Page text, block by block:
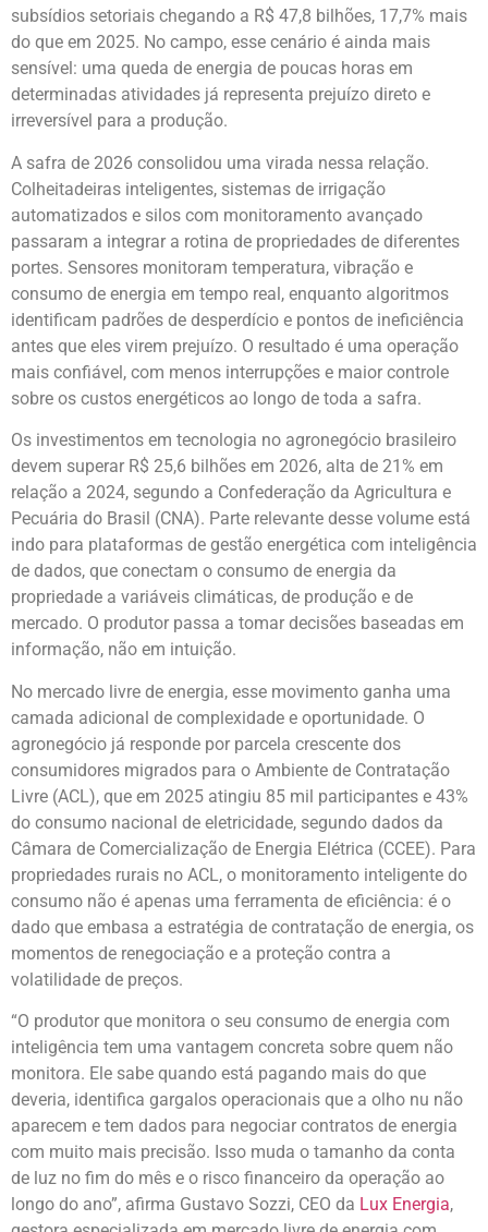
subsídios setoriais chegando a R$ 47,8 bilhões, 17,7% mais
do que em 2025. No campo, esse cenário é ainda mais
sensível: uma queda de energia de poucas horas em
determinadas atividades já representa prejuízo direto e
irreversível para a produção.
A safra de 2026 consolidou uma virada nessa relação.
Colheitadeiras inteligentes, sistemas de irrigação
automatizados e silos com monitoramento avançado
passaram a integrar a rotina de propriedades de diferentes
portes. Sensores monitoram temperatura, vibração e
consumo de energia em tempo real, enquanto algoritmos
identificam padrões de desperdício e pontos de ineficiência
antes que eles virem prejuízo. O resultado é uma operação
mais confiável, com menos interrupções e maior controle
sobre os custos energéticos ao longo de toda a safra.
Os investimentos em tecnologia no agronegócio brasileiro
devem superar R$ 25,6 bilhões em 2026, alta de 21% em
relação a 2024, segundo a Confederação da Agricultura e
Pecuária do Brasil (CNA). Parte relevante desse volume está
indo para plataformas de gestão energética com inteligência
de dados, que conectam o consumo de energia da
propriedade a variáveis climáticas, de produção e de
mercado. O produtor passa a tomar decisões baseadas em
informação, não em intuição.
No mercado livre de energia, esse movimento ganha uma
camada adicional de complexidade e oportunidade. O
agronegócio já responde por parcela crescente dos
consumidores migrados para o Ambiente de Contratação
Livre (ACL), que em 2025 atingiu 85 mil participantes e 43%
do consumo nacional de eletricidade, segundo dados da
Câmara de Comercialização de Energia Elétrica (CCEE). Para
propriedades rurais no ACL, o monitoramento inteligente do
consumo não é apenas uma ferramenta de eficiência: é o
dado que embasa a estratégia de contratação de energia, os
momentos de renegociação e a proteção contra a
volatilidade de preços.
“O produtor que monitora o seu consumo de energia com
inteligência tem uma vantagem concreta sobre quem não
monitora. Ele sabe quando está pagando mais do que
deveria, identifica gargalos operacionais que a olho nu não
aparecem e tem dados para negociar contratos de energia
com muito mais precisão. Isso muda o tamanho da conta
de luz no fim do mês e o risco financeiro da operação ao
longo do ano”, afirma Gustavo Sozzi, CEO da Lux Energia,